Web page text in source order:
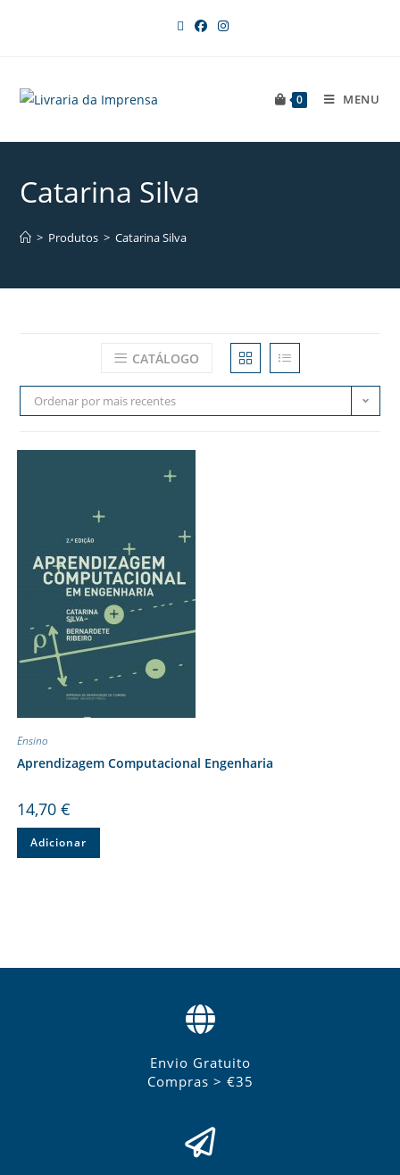
0 MENU
Catarina Silva
> Produtos > Catarina Silva
CATÁLOGO
Ordenar por mais recentes
Ensino
Aprendizagem Computacional Engenharia
14,70 €
Adicionar
Envio Gratuito
Compras > €35